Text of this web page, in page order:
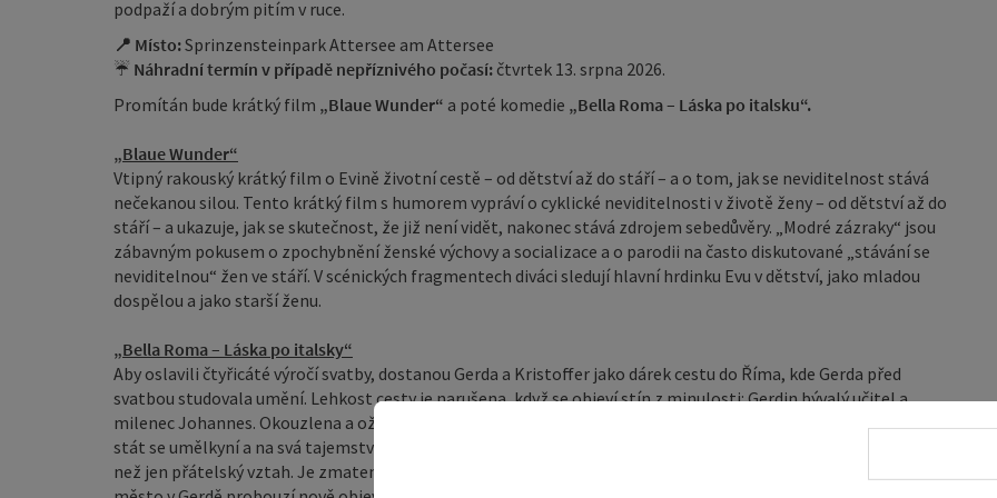
podpaží a dobrým pitím v ruce.
📍 Místo:Sprinzensteinpark Attersee am Attersee
☔ Náhradní termín v případě nepříznivého počasí: čtvrtek 13. srpna 2026.
Promítán bude krátký film „Blaue Wunder“ a poté komedie „Bella Roma – Láska po italsku“.
„Blaue Wunder“
Vtipný rakouský krátký film o Evině životní cestě – od dětství až do stáří – a o tom, jak se neviditelnost stává
nečekanou silou. Tento krátký film s humorem vypráví o cyklické neviditelnosti v životě ženy – od dětství až do
stáří – a ukazuje, jak se skutečnost, že již není vidět, nakonec stává zdrojem sebedůvěry. „Modré zázraky“ jsou
zábavným pokusem o zpochybnění ženské výchovy a socializace a o parodii na často diskutované „stávání se
neviditelnou“ žen ve stáří. V scénických fragmentech diváci sledují hlavní hrdinku Evu v dětství, jako mladou
dospělou a jako starší ženu.
„Bella Roma – Láska po italsky“
Aby oslavili čtyřicáté výročí svatby, dostanou Gerda a Kristoffer jako dárek cestu do Říma, kde Gerda před
svatbou studovala umění. Lehkost cesty je narušena, když se objeví stín z minulosti: Gerdin bývalý učitel a
milenec Johannes. Okouzlena a oživena jeho šarmantním vystupováním si Gerda vzpomíná na svůj mládí sen
stát se umělkyní a na svá tajemství z té doby. Kristoffer brzy tuší, že mezi Gerdou a Johannesem existuje víc
než jen přátelský vztah. Je zmatený a jeho pochybnosti ho dostávají do naprosto absurdních situací. Věčné